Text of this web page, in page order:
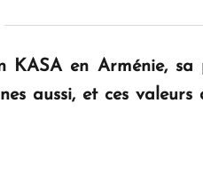
Le premier hôtel Hyatt
d'Arménie ouvrira ses portes à
KASA en Arménie, sa
aussi, et ces